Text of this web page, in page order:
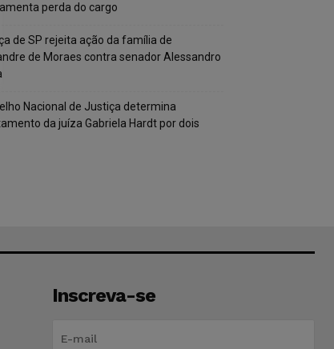
perda do cargo
de SP rejeita ação da família de
de Moraes contra senador Alessandro
Nacional de Justiça determina
da juíza Gabriela Hardt por dois
Inscreva-se